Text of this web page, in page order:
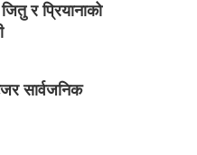
र प्रियानाको
सार्वजनिक